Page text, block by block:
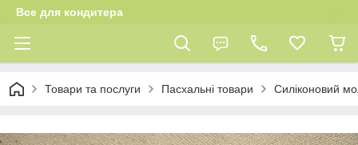
Все для кондитера
Товари та послуги Пасхальні товари Силіконовий